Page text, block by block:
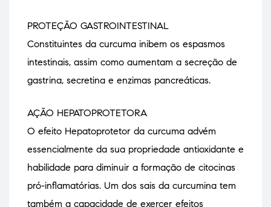
PROTEÇÃO GASTROINTESTINAL
Constituintes da curcuma inibem os espasmos
intestinais, assim como aumentam a secreção de
gastrina, secretina e enzimas pancreáticas.
AÇÃO HEPATOPROTETORA
O efeito Hepatoprotetor da curcuma advém
essencialmente da sua propriedade antioxidante e
habilidade para diminuir a formação de citocinas
pró-inflamatórias. Um dos sais da curcumina tem
também a capacidade de exercer efeitos